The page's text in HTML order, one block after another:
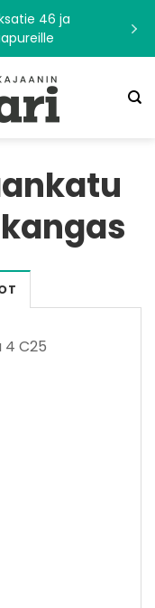
Concreate
Vesitorninmäen
4 C25